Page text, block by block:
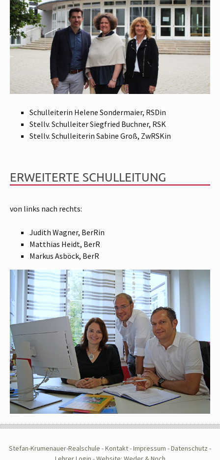
Schulleiterin Helene Sondermaier, RSDin
Stellv. Schulleiter Siegfried Buchner, RSK
Stellv. Schulleiterin Sabine Groß, ZwRSKin
ERWEITERTE SCHULLEITUNG
von links nach rechts:
Judith Wagner, BerRin
Matthias Heidt, BerR
Markus Asböck, BerR
Stefan-Krumenauer-Realschule -Kontakt-Impressum -Datenschutz -